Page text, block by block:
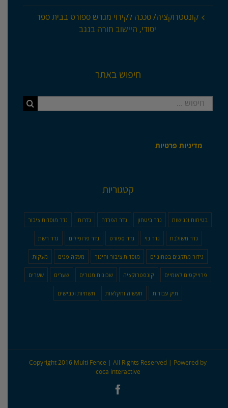
קונסטרוקציה/ סככה לקירוי מגרש ספורט בבית ספר
יסודי, היישוב חורה בנגב
חיפוש באתר
חיפוש...
מדיניות פרטיות
קטגוריות
בטיחות ונגישות גדר ביטחון גדר הפרדה גדרות גדר מוסדות ציבור
גדר משולבת גדר נוי גדר ספורט גדר פרופילים גדר רשת
גידור מתקנים בטחוניים מוסדות ציבור וחינוך מעקה פנים מעקות
פרוייקטים לאומיים קונסטרוקציה שכונות מגורים שערים שערים
תיק עבודות תעשיה וחקלאות תשתיות וכבישים
Copyright 2016 Multi Fence | All Rights Reserved | Powered by
coca interactive